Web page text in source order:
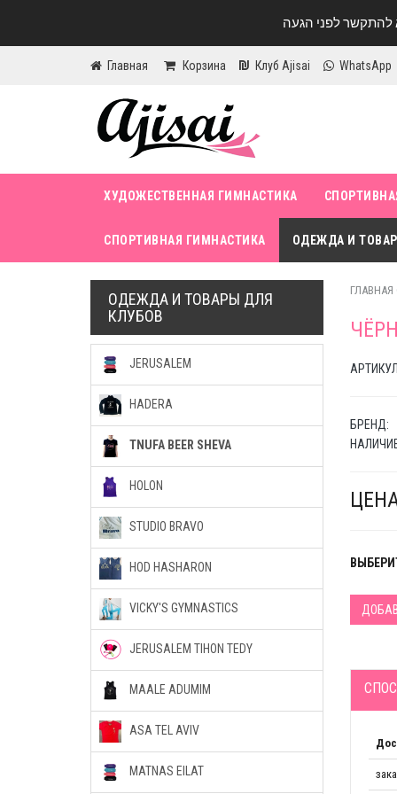
Главная Корзина Клуб Ajisai WhatsApp
ХУДОЖЕСТВЕННАЯ ГИМНАСТИКА
СПОРТИВНАЯ ГИМНАСТИКА ОДЕЖДА И
БРЕНД:
ОДЕЖДА И ТОВАРЫ ДЛЯ
КЛУБОВ
JERUSALEM
HADERA
TNUFA BEER SHEVA
HOLON
STUDIO BRAVO
HOD HASHARON
VICKY'S GYMNASTICS
JERUSALEM TIHON TEDY
MAALE ADUMIM
ASA TEL AVIV
MATNAS EILAT